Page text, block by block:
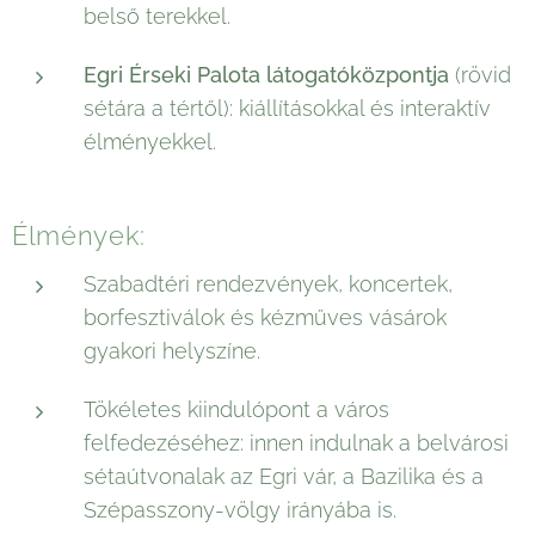
belső terekkel.
Egri Érseki Palota látogatóközpontja (rövid
sétára a tértől): kiállításokkal és interaktív
élményekkel.
Élmények:
Szabadtéri rendezvények, koncertek,
borfesztiválok és kézműves vásárok
gyakori helyszíne.
Tökéletes kiindulópont a város
felfedezéséhez: innen indulnak a belvárosi
sétaútvonalak az Egri vár, a Bazilika és a
Szépasszony-völgy irányába is.